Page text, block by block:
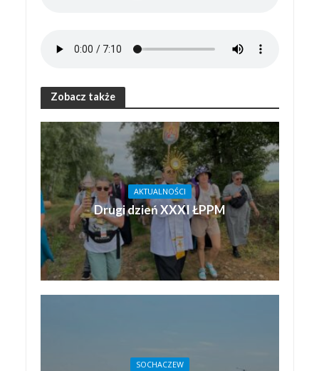
Zobacz także
AKTUALNOŚCI
Drugi dzień XXXI ŁPPM
SOCHACZEW